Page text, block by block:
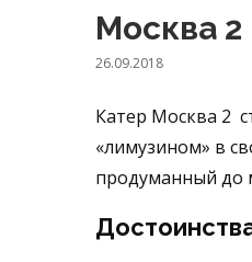
Москва 2
26.09.2018
Катер Москва 2
«лимузином» в
продуманный до